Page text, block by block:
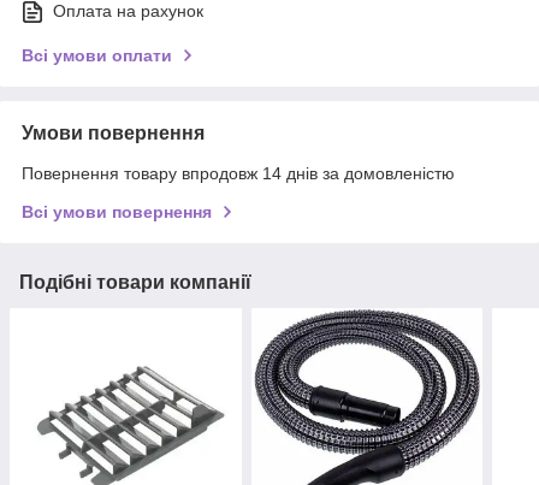
Оплата на рахунок
Всі умови оплати
Умови повернення
Повернення товару впродовж 14 днів за домовленістю
Всі умови повернення
Подібні товари компанії